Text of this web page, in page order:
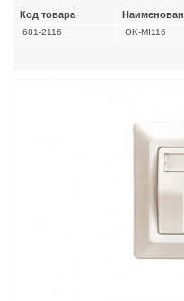
Код товара
681-2116 OK-MI116